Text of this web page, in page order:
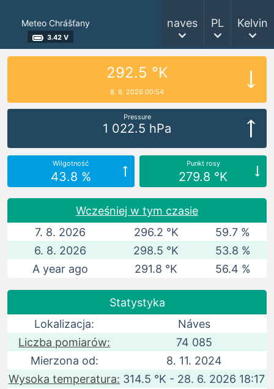
Meteo Chrášťany
3.42 V
naves PL Kelvin
292.5 °K
8. 8. 2026 00:54
Pressure
1 022.5 hPa
Wilgotność
43.8 %
Punkt rosy
279.8 °K
Wcześniej w tym czasie
7. 8. 2026
296.2 °K
59.7 %
6. 8. 2026
298.5 °K
53.8 %
A year ago
291.8 °K 56.4 %
Statystyka
Lokalizacja:
Náves
Liczba pomiarów:
74 085
Mierzona od:
8. 11. 2024
Wysoka temperatura: 314.5 °K - 28. 6. 2026 18:17